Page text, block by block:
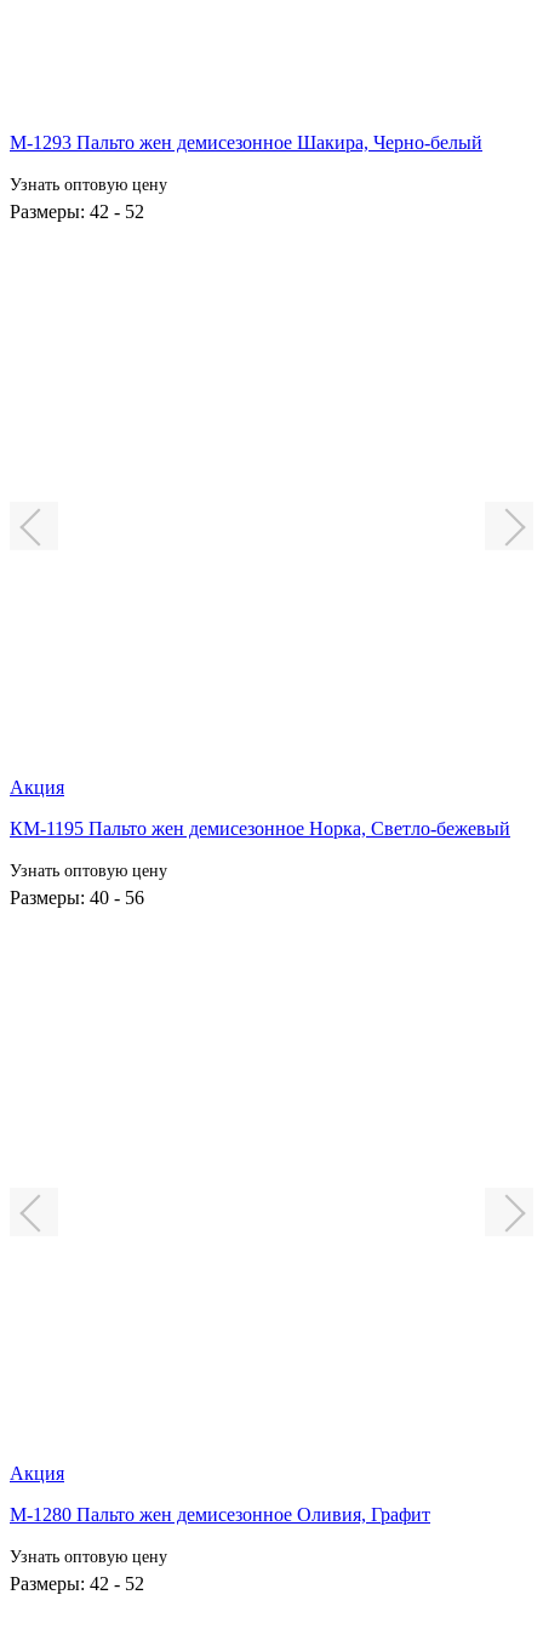
М-1293 Пальто жен демисезонное Шакира, Черно-белый
Узнать оптовую цену
Размеры: 42 - 52
Акция
КМ-1195 Пальто жен демисезонное Норка, Светло-бежевый
Узнать оптовую цену
Размеры: 40 - 56
Акция
М-1280 Пальто жен демисезонное Оливия, Графит
Узнать оптовую цену
Размеры: 42 - 52